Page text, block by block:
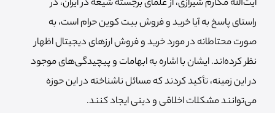
آیت‌الله مکارم شیرازی، از علمای برجسته شیعه در ایران، در
راستای پاسخ به آیا خرید و فروش بیت کوین حرام است، به
صورت محتاطانه در مورد خرید و فروش ارزهای دیجیتال اظهار
نظر کرده‌اند. ایشان با اشاره به ابهامات و پیچیدگی‌های موجود
در این زمینه، تأکید کردند که مسائل ناشناخته در این حوزه
می‌توانند مشکلات اخلاقی و دینی ایجاد کنند.